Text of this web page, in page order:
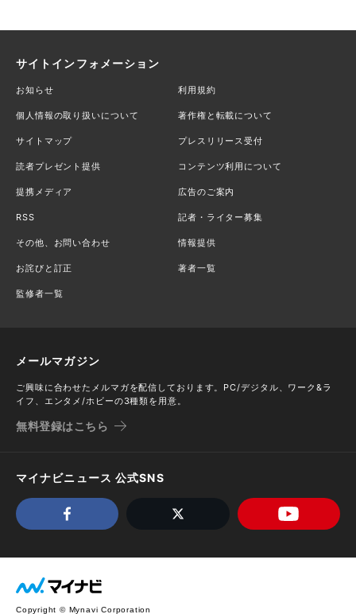
サイトインフォメーション
お知らせ 利用規約
個人情報の取り扱いについて 著作権と転載について
サイトマップ プレスリリース受付
読者プレゼント提供 コンテンツ利用について
提携メディア 広告のご案内
RSS 記者・ライター募集
その他、お問い合わせ 情報提供
お詫びと訂正 著者一覧
監修者一覧
メールマガジン
ご興味に合わせたメルマガを配信しております。PC/デジタル、ワーク&ラ
イフ、エンタメ/ホビーの3種類を用意。
無料登録はこちら
マイナビニュース 公式SNS
Copyright © Mynavi Corporation